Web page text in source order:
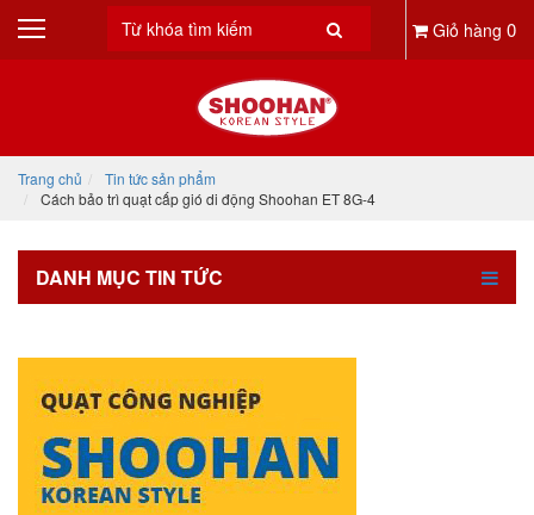
Giỏ hàng 0
Trang chủ
Tin tức sản phẩm
Cách bảo trì quạt cấp gió di động Shoohan ET 8G-4
DANH MỤC TIN TỨC